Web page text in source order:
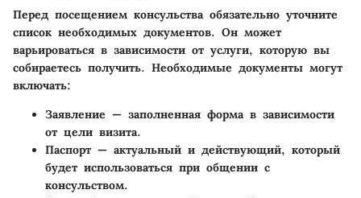
Перед посещением консульства обязательно уточните
список необходимых документов. Он может
варьироваться в зависимости от услуги, которую вы
собираетесь получить. Необходимые документы могут
включать:
Заявление — заполненная форма в зависимости
от цели визита.
Паспорт — актуальный и действующий, который
будет использоваться при общении с
консульством.